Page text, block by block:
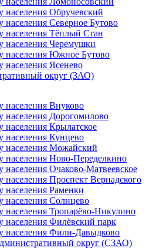
населения Обручевский
населения Северное Бутово
населения Тёплый Стан
населения Черемушки
населения Южное Бутово
населения Ясенево
округ (ЗАО)
населения Внуково
населения Дорогомилово
населения Крылатское
населения Кунцево
населения Можайский
населения Ново-Переделкино
населения Очаково-Матвеевское
населения Проспект Вернадского
населения Раменки
населения Солнцево
населения Тропарёво-Никулино
населения Филёвский парк
населения Фили-Давыдково
округ (СЗАО)